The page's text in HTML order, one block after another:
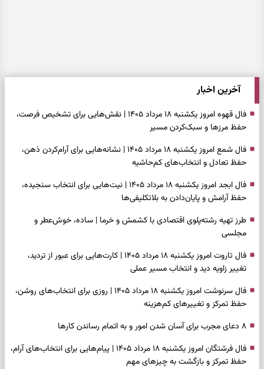
آخرین اخبار
فال قهوه امروز یکشنبه ۱۸ مرداد ۱۴۰۵ | نقش‌هایی برای تشخیص فرصت،
حفظ مرزها و سبک‌کردن مسیر
فال شمع امروز یکشنبه ۱۸ مرداد ۱۴۰۵ | نشانه‌هایی برای آرام‌کردن ذهن،
حفظ تعادل و انتخاب‌های کم‌حاشیه
فال ابجد امروز یکشنبه ۱۸ مرداد ۱۴۰۵ | نیت‌هایی برای انتخاب سنجیده،
حفظ آرامش و پایان‌دادن به بلاتکلیفی‌ها
طرز تهیه رشته‌پلوی اقتصادی با کشمش و خرما | ساده، خوش‌عطر و
مجلسی
فال تاروت امروز یکشنبه ۱۸ مرداد ۱۴۰۵ | کارت‌هایی برای عبور از تردید،
تغییر زاویه دید و انتخاب مسیر عملی
فال سرنوشت امروز یکشنبه ۱۸ مرداد ۱۴۰۵ | روزی برای انتخاب‌های روشن،
حفظ تمرکز و تغییرهای کم‌هزینه
۸ دعای مجرب برای آسان شدن امور و به اتمام رساندن کار‌ها
فال فرشتگان امروز یکشنبه ۱۸ مرداد ۱۴۰۵ | پیام‌هایی برای انتخاب‌های آرام،
حفظ تمرکز و بازگشت به چیزهای مهم